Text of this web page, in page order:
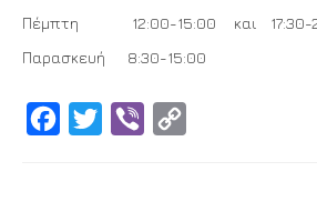
Πέμπτη 12:00-15:00 και 17:30-
Παρασκευή 8:30-15:00
Facebook
Twitter Viber